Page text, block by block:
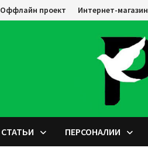
Оффлайн проект Интернет-магазин
СТАТЬИ ПЕРСОНАЛИИ